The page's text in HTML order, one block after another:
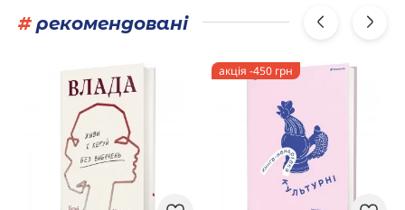
#рекомендовані
акція -450 грн